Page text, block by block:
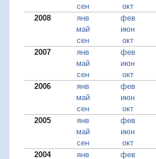
сен
окт
2008
янв фев
май
июн
сен
окт
2007
янв фев
май
июн
сен
окт
2006
янв фев
май
июн
сен
окт
2005
янв фев
май
июн
сен
окт
2004
янв фев